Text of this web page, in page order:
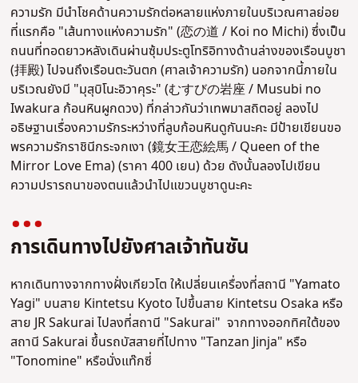
ความรัก มีนำโชคด้านความรักต่อหลายแห่งภายในบริเวณศาลย่อย
ที่แรกคือ "เส้นทางแห่งความรัก" (恋の道 / Koi no Michi) ซึ่งเป็น
ถนนที่ทอดยาวหลังเดินผ่านซุ้มประตูโทริอิทางด้านล่างของเรือนบูชา
(拝殿) ไปจนถึงเรือนตะวันตก (ศาลเจ้าความรัก) นอกจากนี้ภายใน
บริเวณยังมี "มุสุบิโนะอิวาคุระ" (むすびの岩座 / Musubi no
Iwakura ก้อนหินผูกดวง) ที่กล่าวกันว่าเทพมาสถิตอยู่ ลองไป
อธิษฐานเรื่องความรักระหว่างที่ลูบก้อนหินดูกันนะคะ มีป้ายเขียนขอ
พรความรักราชินีกระจกเงา (鏡女王恋絵馬 / Queen of the
Mirror Love Ema) (ราคา 400 เยน) ด้วย ดังนั้นลองไปเขียน
ความปรารถนาของตนแล้วนำไปแขวนบูชาดูนะคะ
การเดินทางไปยังศาลเจ้าทันซัน
หากเดินทางจากทางฝั่งเกียวโต ให้เปลี่ยนเครื่องที่สถานี "Yamato
Yagi" บนสาย Kintetsu Kyoto ไปขึ้นสาย Kintetsu Osaka หรือ
สาย JR Sakurai ไปลงที่สถานี "Sakurai" จากทางออกทิศใต้ของ
สถานี Sakurai ขึ้นรถบัสสายที่ไปทาง "Tanzan Jinja" หรือ
"Tonomine" หรือนั่งแท๊กซี่